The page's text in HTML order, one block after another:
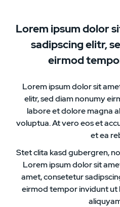
Lorem ipsum dolor
sadipscing elitr,
eirmod
Lorem ipsum dolor sit
elitr, sed diam nonumy
labore et dolore magna
voluptua. At vero eos et
et ea
Stet clita kasd gubergren,
Lorem ipsum dolor sit
amet, consetetur
eirmod tempor invidunt